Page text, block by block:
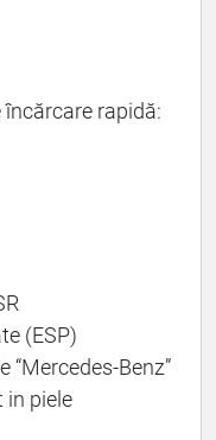
rapidă:
(ESP)
Benz”
in piele